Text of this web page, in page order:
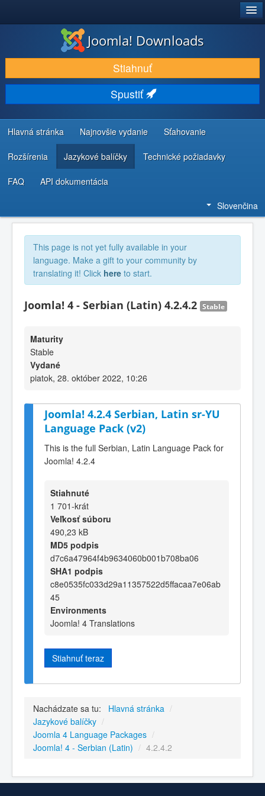
STIAHNUŤ & ROZŠÍRIŤ
OBJAVUJTE & UČTE SA
KOMUNITA & PODPORA
ZDROJE INFORMÁCIÍ PRE VÝVOJÁROV
Joomla! Downloads
Stiahnuť
Spustiť
Hlavná stránka Najnovšie vydanie Sťahovanie
Rozšírenia Jazykové balíčky Technické požiadavky
FAQ API dokumentácia
Slovenčina
This page is not yet fully available in your
language. Make a gift to your community by
translating it! Click here to start.
Joomla! 4 - Serbian (Latin) 4.2.4.2 Stable
Maturity
Stable
Vydané
piatok, 28. október 2022, 10:26
Joomla! 4.2.4 Serbian, Latin sr-YU
Language Pack (v2)
This is the full Serbian, Latin Language Pack for
Joomla! 4.2.4
Stiahnuté
1 701-krát
Veľkosť súboru
490,23 kB
MD5 podpis
d7c6a47964f4b9634060b001b708ba06
SHA1 podpis
c8e0535fc033d29a11357522d5ffacaa7e06ab
45
Environments
Joomla! 4 Translations
Stiahnuť teraz
Nachádzate sa tu: Hlavná stránka /
Jazykové balíčky /
Joomla 4 Language Packages /
Joomla! 4 - Serbian (Latin) / 4.2.4.2